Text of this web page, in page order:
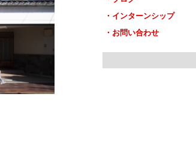
インターンシップ
お問い合わせ